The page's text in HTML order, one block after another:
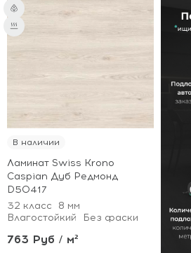
В наличии
Ламинат Swiss Krono
Caspian Дуб Редмонд
D50417
32 класс
8 мм
Влагостойкий
Без фаски
763 Руб / м²